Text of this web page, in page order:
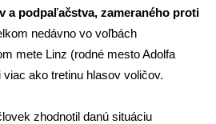
a podpaľačstva, zameraného proti
nedávno vo voľbách
mete Linz (rodné mesto Adolfa
ako tretinu hlasov voličov.
zhodnotil danú situáciu